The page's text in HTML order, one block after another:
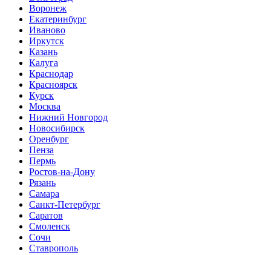
Воронеж
Екатеринбург
Иваново
Иркутск
Казань
Калуга
Краснодар
Красноярск
Курск
Москва
Нижний Новгород
Новосибирск
Оренбург
Пенза
Пермь
Ростов-на-Дону
Рязань
Самара
Санкт-Петербург
Саратов
Смоленск
Сочи
Ставрополь